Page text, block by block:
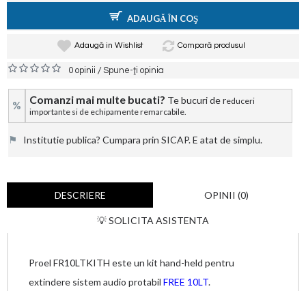
ADAUGĂ ÎN COŞ
Adaugă in Wishlist Compară produsul
0 opinii /Spune-ţi opinia
% Comanzi mai multe bucati? Te bucuri de reduceri
importante si de echipamente remarcabile.
⚑ Institutie publica? Cumpara prin SICAP. E atat de simplu.
DESCRIERE OPINII (0)
💡 SOLICITA ASISTENTA
Proel FR10LTKITH este un kit hand-held pentru
extindere sistem audio protabil FREE 10LT.